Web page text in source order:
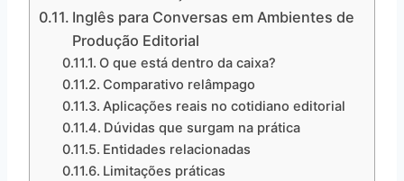
Inglês para Conversas em Ambientes de
Produção Editorial
O que está dentro da caixa?
Comparativo relâmpago
Aplicações reais no cotidiano editorial
Dúvidas que surgam na prática
Entidades relacionadas
Limitações práticas